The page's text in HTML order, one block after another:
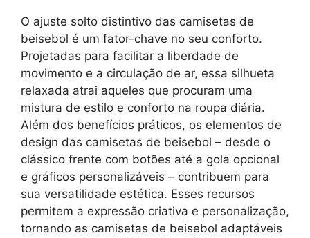
O ajuste solto distintivo das camisetas de
beisebol é um fator-chave no seu conforto.
Projetadas para facilitar a liberdade de
movimento e a circulação de ar, essa silhueta
relaxada atrai aqueles que procuram uma
mistura de estilo e conforto na roupa diária.
Além dos benefícios práticos, os elementos de
design das camisetas de beisebol – desde o
clássico frente com botões até a gola opcional
e gráficos personalizáveis – contribuem para
sua versatilidade estética. Esses recursos
permitem a expressão criativa e personalização,
tornando as camisetas de beisebol adaptáveis